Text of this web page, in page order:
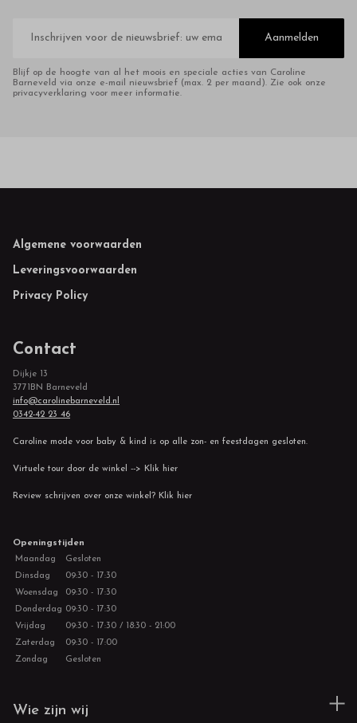
mailadres
Aanmelden
Blijf op de hoogte van al het moois en speciale acties van Caroline
Barneveld via onze e-mail nieuwsbrief (max. 2 per maand). Zie ook onze
privacyverklaring voor meer informatie.
Footer
Algemene voorwaarden
Leveringsvoorwaarden
Privacy Policy
Contact
Dijkje 13
3771BN Barneveld
info@carolinebarneveld.nl
0342-42 23 46
Caroline mode voor baby & kind is op alle zon- en feestdagen gesloten.
Virtuele tour door de winkel --> Klik hier
Review schrijven over onze winkel? Klik hier
Openingstijden
Maandag
Gesloten
Dinsdag
09:30 - 17:30
Woensdag
09:30 - 17:30
Donderdag 09:30 - 17:30
Vrijdag
09:30 - 17:30 / 18:30 - 21:00
Zaterdag
09:30 - 17:00
Zondag
Gesloten
Wie zijn wij